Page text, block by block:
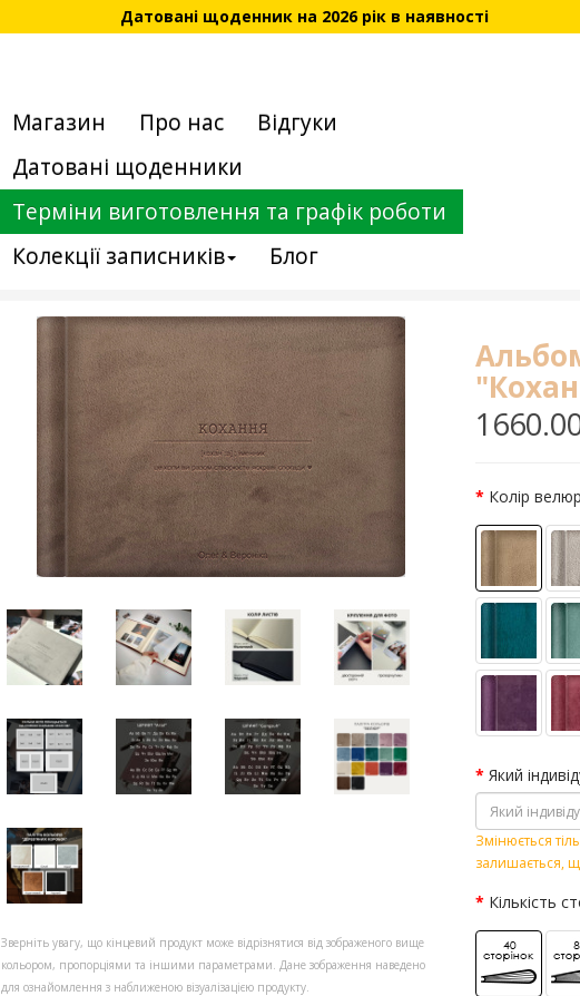
Датовані щоденник на 2026 рік в наявності
Магазин Про нас
Відгуки
Датовані щоденники
Терміни виготовлення та графік роботи
Колекції записників
Блог
Зверніть увагу, що кінцевий продукт може відрізнятися від зображеного вище
кольором, пропорціями та іншими параметрами. Дане зображення наведено
для ознайомлення з наближеною візуалізацією продукту.
Колір
Який
Змінюється
залишається,
Кількість